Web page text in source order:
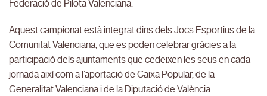
Federació de Pilota Valenciana.
Aquest campionat està integrat dins dels Jocs Esportius de la
Comunitat Valenciana, que es poden celebrar gràcies a la
participació dels ajuntaments que cedeixen les seus en cada
jornada així com a l’aportació de Caixa Popular, de la
Generalitat Valenciana i de la Diputació de València.